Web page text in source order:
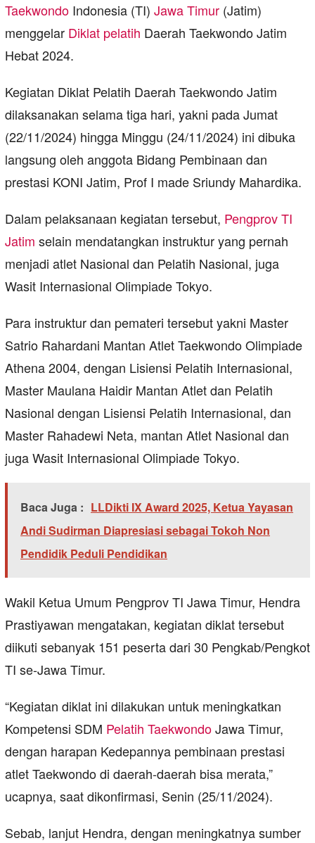
Taekwondo Indonesia (TI) Jawa Timur (Jatim)
menggelar Diklat pelatih Daerah Taekwondo Jatim
Hebat 2024.
Kegiatan Diklat Pelatih Daerah Taekwondo Jatim
dilaksanakan selama tiga hari, yakni pada Jumat
(22/11/2024) hingga Minggu (24/11/2024) ini dibuka
langsung oleh anggota Bidang Pembinaan dan
prestasi KONI Jatim, Prof I made Sriundy Mahardika.
Dalam pelaksanaan kegiatan tersebut, Pengprov TI
Jatim selain mendatangkan instruktur yang pernah
menjadi atlet Nasional dan Pelatih Nasional, juga
Wasit Internasional Olimpiade Tokyo.
Para instruktur dan pemateri tersebut yakni Master
Satrio Rahardani Mantan Atlet Taekwondo Olimpiade
Athena 2004, dengan Lisiensi Pelatih Internasional,
Master Maulana Haidir Mantan Atlet dan Pelatih
Nasional dengan Lisiensi Pelatih Internasional, dan
Master Rahadewi Neta, mantan Atlet Nasional dan
juga Wasit Internasional Olimpiade Tokyo.
Baca Juga : LLDikti IX Award 2025, Ketua Yayasan
Andi Sudirman Diapresiasi sebagai Tokoh Non
Pendidik Peduli Pendidikan
Wakil Ketua Umum Pengprov TI Jawa Timur, Hendra
Prastiyawan mengatakan, kegiatan diklat tersebut
diikuti sebanyak 151 peserta dari 30 Pengkab/Pengkot
TI se-Jawa Timur.
“Kegiatan diklat ini dilakukan untuk meningkatkan
Kompetensi SDM Pelatih TaekwondoJawa Timur,
dengan harapan Kedepannya pembinaan prestasi
atlet Taekwondo di daerah-daerah bisa merata,”
ucapnya, saat dikonfirmasi, Senin (25/11/2024).
Sebab, lanjut Hendra, dengan meningkatnya sumber